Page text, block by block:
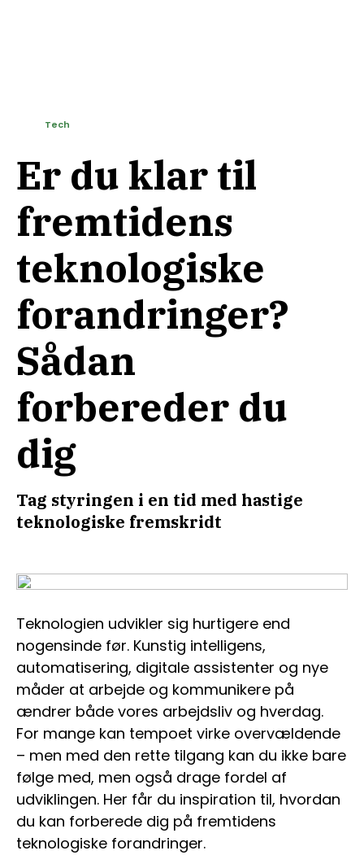
Er du klar til
fremtidens
teknologiske
forandringer?
Sådan
forbereder du
dig
Tag styringen i en tid med hastige
teknologiske fremskridt
Tech
Teknologien udvikler sig hurtigere end
nogensinde før. Kunstig intelligens,
automatisering, digitale assistenter og nye
måder at arbejde og kommunikere på
ændrer både vores arbejdsliv og hverdag.
For mange kan tempoet virke overvældende
– men med den rette tilgang kan du ikke bare
følge med, men også drage fordel af
udviklingen. Her får du inspiration til, hvordan
du kan forberede dig på fremtidens
teknologiske forandringer.